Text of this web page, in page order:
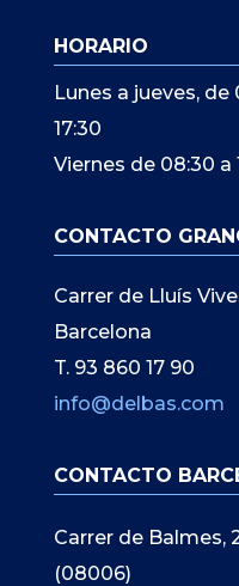
HORARIO
Lunes a jueves, de
17:30
Viernes de 08:30 a
CONTACTO
Carrer de Lluís
Barcelona
T. 93 860 17 90
info@delbas.com
CONTACTO
Carrer de Balmes,
(08006)